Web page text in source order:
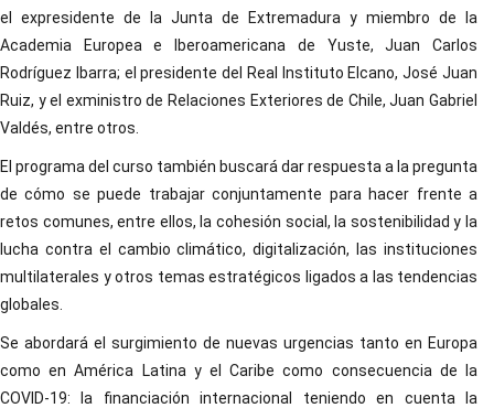
el expresidente de la Junta de Extremadura y miembro de la
Academia Europea e Iberoamericana de Yuste, Juan Carlos
Rodríguez Ibarra; el presidente del Real Instituto Elcano, José Juan
Ruiz, y el exministro de Relaciones Exteriores de Chile, Juan Gabriel
Valdés, entre otros.
El programa del curso también buscará dar respuesta a la pregunta
de cómo se puede trabajar conjuntamente para hacer frente a
retos comunes, entre ellos, la cohesión social, la sostenibilidad y la
lucha contra el cambio climático, digitalización, las instituciones
multilaterales y otros temas estratégicos ligados a las tendencias
globales.
Se abordará el surgimiento de nuevas urgencias tanto en Europa
como en América Latina y el Caribe como consecuencia de la
COVID-19: la financiación internacional teniendo en cuenta la